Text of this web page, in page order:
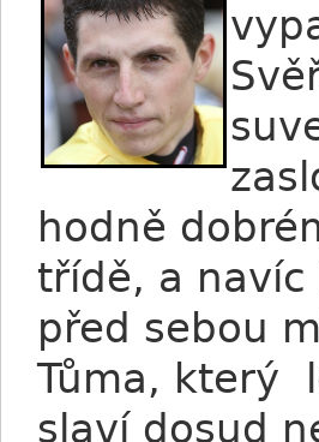
hodně
třídě, a
před sebou
Tůma, který
slaví dosud